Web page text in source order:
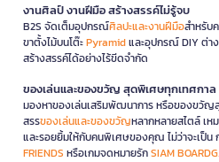
งานศิลป์ งานฝีมือ สร้างสรรค์ไม่รู้จบ
B2S จัดเต็มอุปกรณ์ศิลปะและงานฝีมือสำหรับ
ขาตั้งไม้บนโต๊ะPyramidและอุปกรณ์ DIY ต่า
สร้างสรรค์ได้อย่างไร้ขีดจำกัด
ของเล่นและของขวัญ สุดพิเศษทุกเทศกาล
มองหาของเล่นเสริมพัฒนาการ หรือของขวัญ
สรรของเล่นและของขวัญหลากหลายสไตล์ เห
และรอยยิ้มให้กับคนพิเศษของคุณ ไม่ว่าจะเป็น
FRIENDS หรือเกมจดหมายรักSIAM